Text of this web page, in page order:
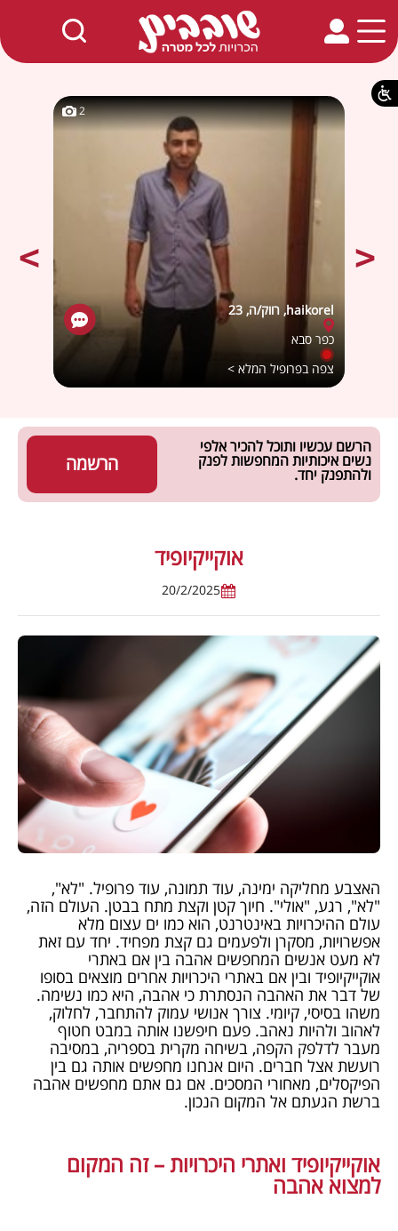
חמים באתר
2
haikorel, רווק/ה, 23
כפר סבא
צפה בפרופיל המלא >
הרשמה
הרשם עכשיו ותוכל להכיר אלפי
נשים איכותיות המחפשות לפנק
ולהתפנק יחד.
אוקייקיופיד
20/2/2025
האצבע מחליקה ימינה, עוד תמונה, עוד פרופיל. "לא",
"לא", רגע, "אולי". חיוך קטן וקצת מתח בבטן. העולם הזה,
עולם ההיכרויות באינטרנט, הוא כמו ים עצום מלא
אפשרויות, מסקרן ולפעמים גם קצת מפחיד. יחד עם זאת
לא מעט אנשים המחפשים אהבה בין אם באתרי
אוקייקיופיד ובין אם באתרי היכרויות אחרים מוצאים בסופו
של דבר את האהבה הנסתרת כי אהבה, היא כמו נשימה.
משהו בסיסי, קיומי. צורך אנושי עמוק להתחבר, לחלוק,
לאהוב ולהיות נאהב. פעם חיפשנו אותה במבט חטוף
מעבר לדלפק הקפה, בשיחה מקרית בספריה, במסיבה
רועשת אצל חברים. היום אנחנו מחפשים אותה גם בין
הפיקסלים, מאחורי המסכים. אם גם אתם מחפשים אהבה
ברשת הגעתם אל המקום הנכון.
אוקייקיופיד ואתרי היכרויות – זה המקום
למצוא אהבה